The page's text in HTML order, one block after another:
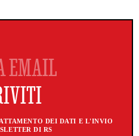
DEI DATI E L'INVIO
DI RS